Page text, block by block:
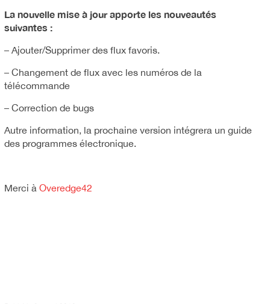
La nouvelle mise à jour apporte les nouveautés
suivantes :
– Ajouter/Supprimer des flux favoris.
– Changement de flux avec les numéros de la
télécommande
– Correction de bugs
Autre information, la prochaine version intégrera un guide
des programmes électronique.
Merci à Overedge42